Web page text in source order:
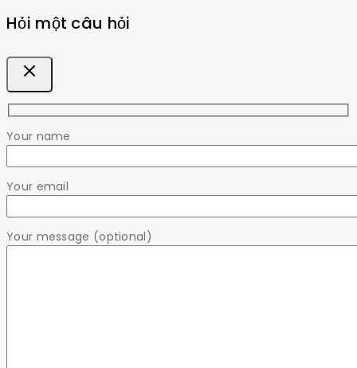
Hỏi một câu hỏi
Your name
Your email
Your message (optional)